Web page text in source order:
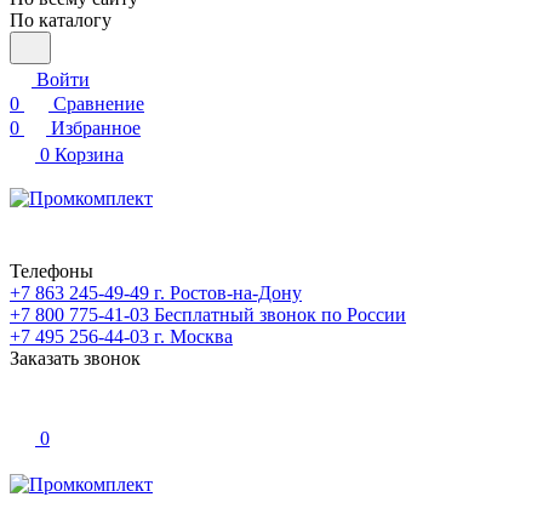
По каталогу
Войти
0
Сравнение
0
Избранное
0 Корзина
Телефоны
+7 863 245-49-49 г. Ростов-на-Дону
+7 800 775-41-03 Бесплатный звонок по России
+7 495 256-44-03 г. Москва
Заказать звонок
0